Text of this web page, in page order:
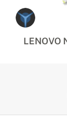
LENOVO